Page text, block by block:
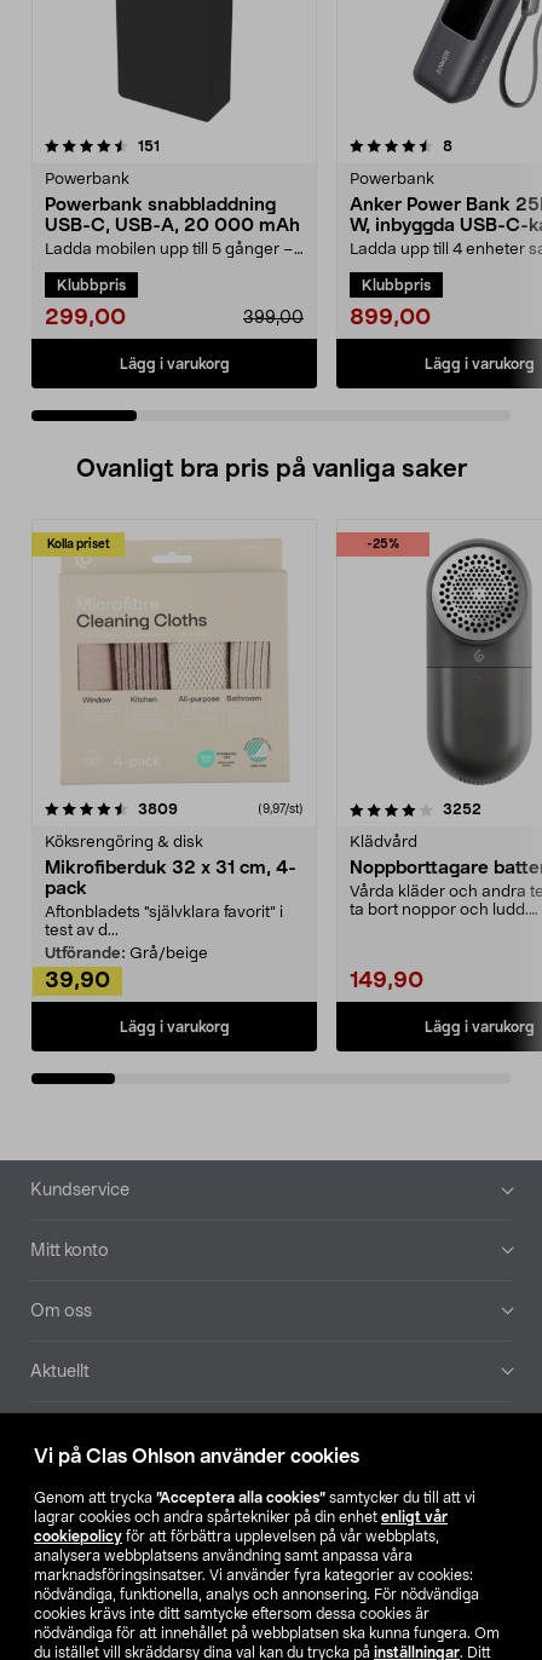
Vi på Clas Ohlson använder cookies
Genom att trycka ”Acceptera alla cookies” samtycker du till att vi
lagrar cookies och andra spårtekniker på din enhet enligt vår
cookiepolicy för att förbättra upplevelsen på vår webbplats,
analysera webbplatsens användning samt anpassa våra
marknadsföringsinsatser. Vi använder fyra kategorier av cookies:
nödvändiga, funktionella, analys och annonsering. För nödvändiga
cookies krävs inte ditt samtycke eftersom dessa cookies är
nödvändiga för att innehållet på webbplatsen ska kunna fungera. Om
du istället vill skräddarsy dina val kan du trycka på inställningar. Ditt
151
Powerbank
Powerbank snabbladdning
USB-C, USB-A, 20 000 mAh
Ladda mobilen upp till 5 gånger –
powerbank – 20...
Klubbpris
299,00 399,00
Lägg i varukorg
4.5 av 5 stjärnor 8recensioner
Powerbank
Anker Power Bank
W, inbyggda USB-C-
Ladda upp till 4 enheter
25 000 mAh powe...
Klubbpris
899,00
Lägg i varukorg
3.5 av 5 stjärnor
Ovanligt bra pris på vanliga saker
Kolla priset
3809recensioner (9,97/st)
Köksrengöring & disk
Mikrofiberduk 32 x 31 cm, 4-
pack
Aftonbladets "självklara favorit” i
test av d...
Utförande: Grå/beige
39,90
Lägg i varukorg
-25%
4.0av 5 stjärnor 3252
Klädvård
Noppborttagare
Vårda kläder och andra
ta bort noppor och ludd.
149,90
Lägg i varukorg
4.5av 5 stjärnor
Sidfot
Kundservice
Mitt konto
Om oss
Aktuellt
Hitta butik
SE NO FI